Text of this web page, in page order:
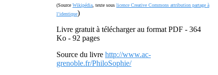
(Source Wikipédia , texte sous licence Creative Commons attribution partage à
l’identique)
Livre gratuit à télécharger au format PDF - 364
Ko - 92 pages
Source du livre http://www.ac-
grenoble.fr/PhiloSophie/